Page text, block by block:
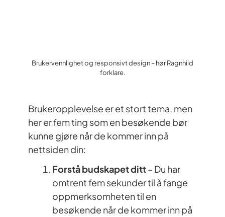
Brukervennlighet og responsivt design – hør Ragnhild
forklare.
Brukeropplevelse er et stort tema, men
her er fem ting som en besøkende bør
kunne gjøre når de kommer inn på
nettsiden din:
Forstå budskapet ditt– Du har
omtrent fem sekunder til å fange
oppmerksomheten til en
besøkende når de kommer inn på